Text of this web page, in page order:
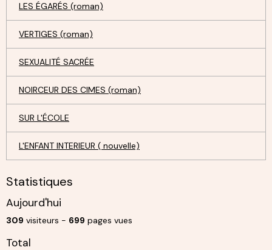
LES ÉGARÉS (roman)
VERTIGES (roman)
SEXUALITÉ SACRÉE
NOIRCEUR DES CIMES (roman)
SUR L'ÉCOLE
L'ENFANT INTERIEUR ( nouvelle)
Statistiques
Aujourd'hui
309 visiteurs - 699 pages vues
Total